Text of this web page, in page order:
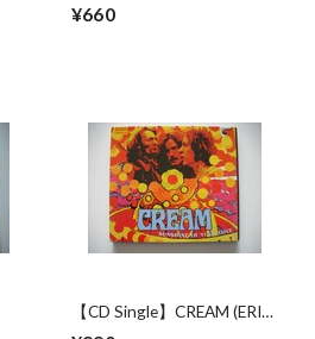
ME CRY
¥660
【CD Single】CREAM (ERIC